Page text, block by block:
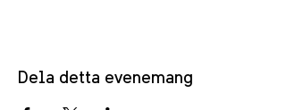
Dela detta evenemang